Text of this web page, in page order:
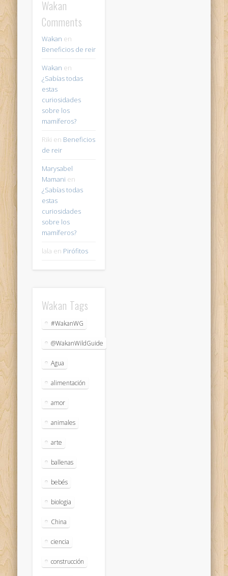
Wakan
Comments
Wakan en
Beneficios de reir
Wakan en
¿Sabías todas
estas
curiosidades
sobre los
mamíferos?
Riki en Beneficios
de reir
Marysabel
Mamani en
¿Sabías todas
estas
curiosidades
sobre los
mamíferos?
lala en Pirófitos
Wakan Tags
#WakanWG
@WakanWildGuide
Agua
alimentación
amor
animales
arte
ballenas
bebés
biologia
China
ciencia
construcción